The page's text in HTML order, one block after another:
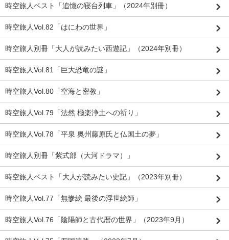
時空旅人ベスト「追憶の寝台列車」（2024年別冊）
時空旅人Vol.82「はにわの世界」
時空旅人別冊「大人が読みたい西遊記」（2024年別冊）
時空旅人Vol.81「巨大恐竜の謎」
時空旅人Vol.80「空海と密教」
時空旅人Vol.79「法然 極楽浄土への祈り」
時空旅人Vol.78「平泉 奥州藤原氏と仏国土の夢」
時空旅人別冊「紫式部（大河ドラマ）」
時空旅人ベスト「大人が読みたい史記」（2023年別冊）
時空旅人Vol.77「無惨絵 最後の浮世絵師」
時空旅人Vol.76「陰陽師と古代暦の世界」（2023年9月）